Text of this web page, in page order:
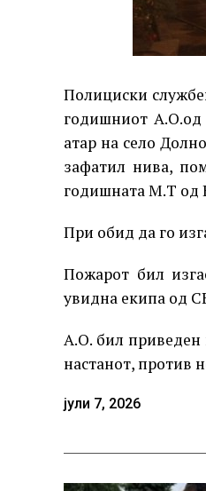
Полициски
годишниот А.О.од
атар на село
зафатил нива,
годишната М.Т од
При обид да го
Пожарот бил
увидна екипа од
А.О. бил приведен
настанот, против
јули 7, 2026